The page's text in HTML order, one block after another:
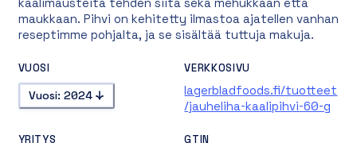
maukkaan. Pihvi on kehitetty ilmastoa ajatellen vanhan
reseptimme pohjalta, ja se sisältää tuttuja makuja.
VUOSI
Vuosi: 2024
VERKKOSIVU
lagerbladfoods.fi/tuotteet
/jauheliha-kaalipihvi-60-g
YRITYS GTIN